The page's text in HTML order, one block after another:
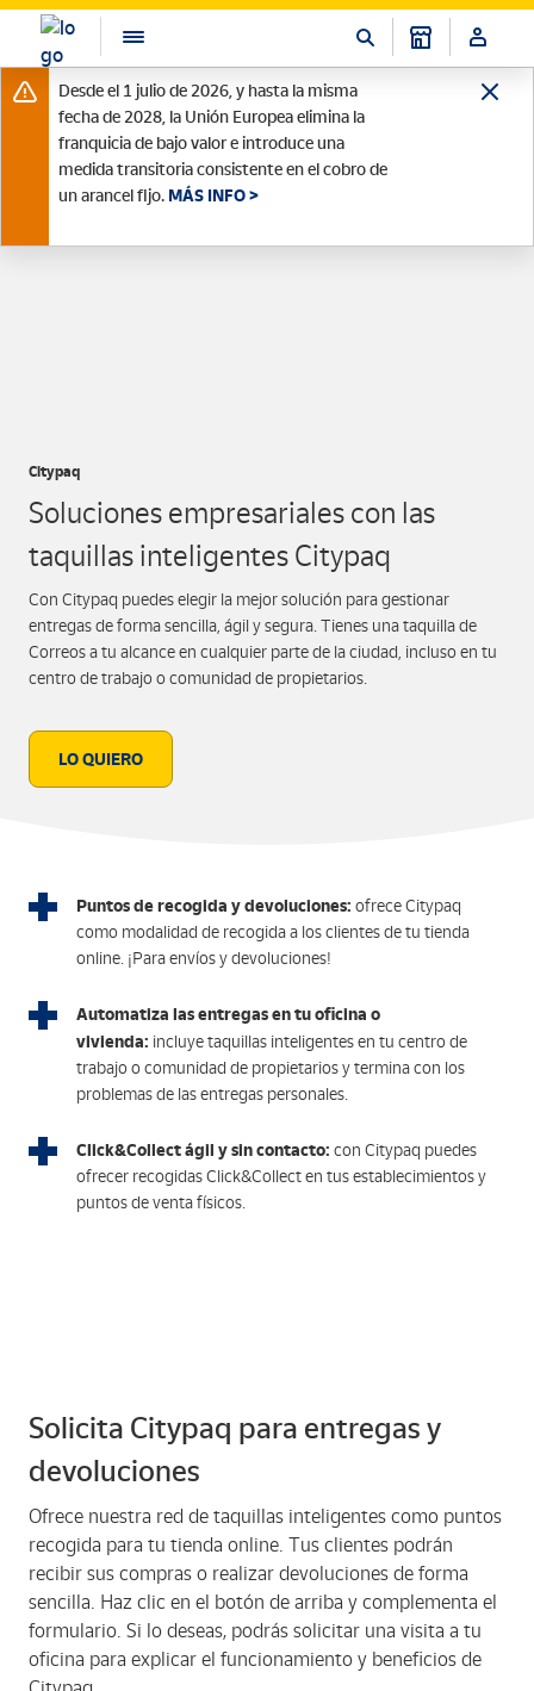
Desde el 1 julio de 2026, y hasta la misma
fecha de 2028, la Unión Europea elimina la
franquicia de bajo valor e introduce una
medida transitoria consistente en el cobro de
un arancel fijo. MÁS INFO >
Citypaq
Soluciones empresariales con las
taquillas inteligentes Citypaq
Con Citypaq puedes elegir la mejor solución para gestionar
entregas de forma sencilla, ágil y segura. Tienes una taquilla de
Correos a tu alcance en cualquier parte de la ciudad, incluso en tu
centro de trabajo o comunidad de propietarios.
LO QUIERO
Puntos de recogida y devoluciones: ofrece Citypaq
como modalidad de recogida a los clientes de tu tienda
online. ¡Para envíos y devoluciones!
Automatiza las entregas en tu oficina o
vivienda: incluye taquillas inteligentes en tu centro de
trabajo o comunidad de propietarios y termina con los
problemas de las entregas personales.
Click&Collect ágil y sin contacto: con Citypaq puedes
ofrecer recogidas Click&Collect en tus establecimientos y
puntos de venta físicos.
Solicita Citypaq para entregas y
devoluciones
Ofrece nuestra red de taquillas inteligentes como puntos
recogida para tu tienda online. Tus clientes podrán
recibir sus compras o realizar devoluciones de forma
sencilla. Haz clic en el botón de arriba y complementa el
formulario. Si lo deseas, podrás solicitar una visita a tu
oficina para explicar el funcionamiento y beneficios de